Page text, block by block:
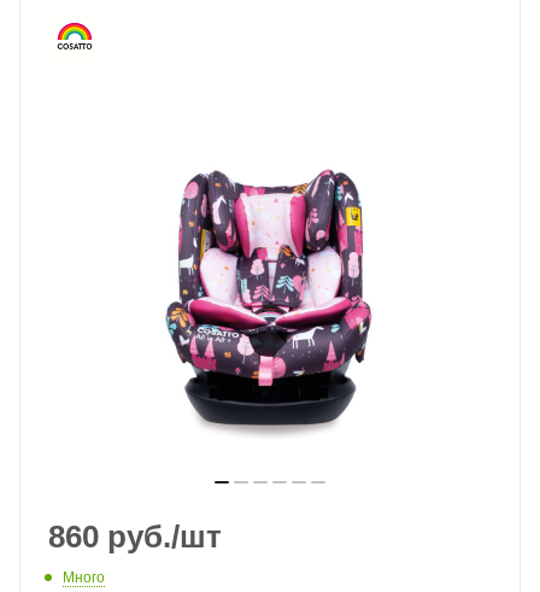
860 руб./шт
Много